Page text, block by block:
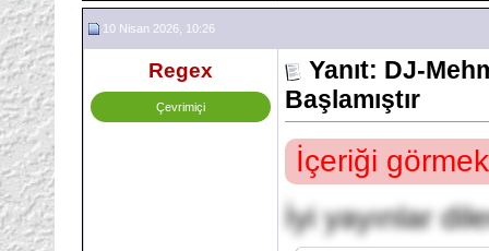
10 Nisan 2026, 10:26
Regex
Çevrimiçi
Yanıt: DJ-
Başlamıştır
İçeriği
İyi yayınlar